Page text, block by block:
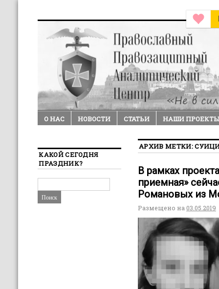
О НАС НОВОСТИ СТАТЬИ НАШИ
АРХИВ МЕТКИ:
В рамках
приемная»
Романовых из
Размещено на 03.05.2019
КАКОЙ СЕГОДНЯ
ПРАЗДНИК?